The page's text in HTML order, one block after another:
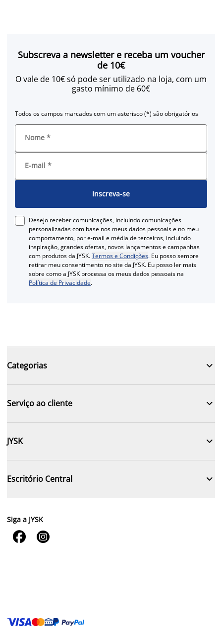
Subscreva a newsletter e receba um voucher
de 10€
O vale de 10€ só pode ser utilizado na loja, com um
gasto mínimo de 60€
Todos os campos marcados com um asterisco (*) são obrigatórios
Nome *
E-mail *
Inscreva-se
Desejo receber comunicações, incluindo comunicações
personalizadas com base nos meus dados pessoais e no meu
comportamento, por e-mail e média de terceiros, incluindo
inspiração, grandes ofertas, novos lançamentos e campanhas
com produtos da JYSK.Termos e Condições. Eu posso sempre
retirar meu consentimento no site da JYSK. Eu posso ler mais
sobre como a JYSK processa os meus dados pessoais na
Política de Privacidade.
Categorias 
Serviço ao cliente 
JYSK 
Escritório Central 
Siga a JYSK
 